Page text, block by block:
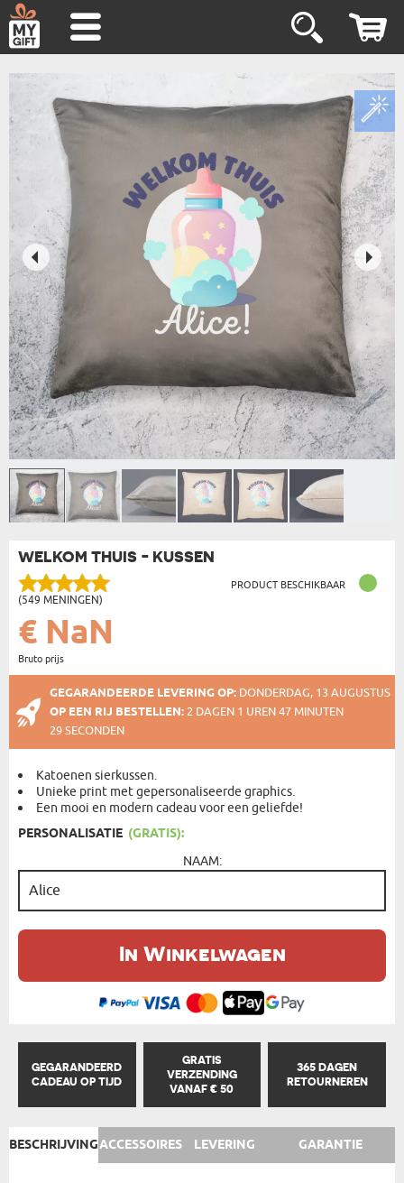
WELKOM THUIS - KUSSEN
(549 MENINGEN)
PRODUCT BESCHIKBAAR
€ NaN
Bruto prijs
GEGARANDEERDE LEVERING OP: DONDERDAG, 13 AUGUSTUS
OP EEN RIJ BESTELLEN: 2 DAGEN 1 UREN 47 MINUTEN
29 SECONDEN
Katoenen sierkussen.
Unieke print met gepersonaliseerde graphics.
Een mooi en modern cadeau voor een geliefde!
PERSONALISATIE (GRATIS):
NAAM:
In Winkelwagen
GEGARANDEERD
CADEAU OP TIJD
GRATIS
VERZENDING
VANAF € 50
365 DAGEN
RETOURNEREN
BESCHRIJVINGACCESSOIRES LEVERING GARANTIE